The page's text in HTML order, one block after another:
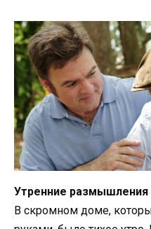
Утренние размышления
В скромном доме,